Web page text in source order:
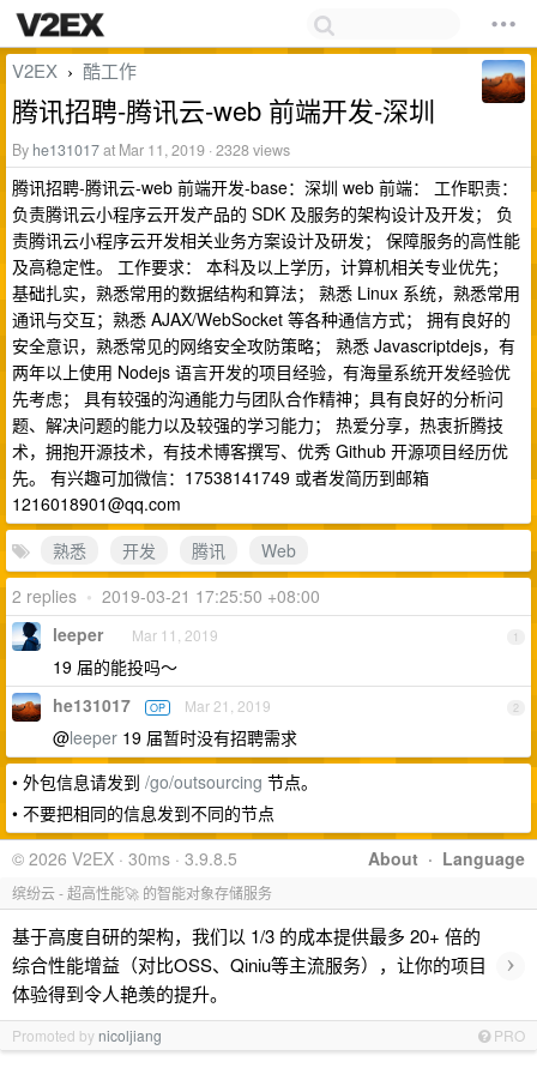
V2EX › 酷工作
腾讯招聘-腾讯云-web 前端开发-深圳
By he131017at Mar 11, 2019 · 2328 views
腾讯招聘-腾讯云-web 前端开发-base：深圳 web 前端： 工作职责：
负责腾讯云小程序云开发产品的 SDK 及服务的架构设计及开发； 负
责腾讯云小程序云开发相关业务方案设计及研发； 保障服务的高性能
及高稳定性。 工作要求： 本科及以上学历，计算机相关专业优先；
基础扎实，熟悉常用的数据结构和算法； 熟悉 Linux 系统，熟悉常用
通讯与交互；熟悉 AJAX/WebSocket 等各种通信方式； 拥有良好的
安全意识，熟悉常见的网络安全攻防策略； 熟悉 Javascriptdejs，有
两年以上使用 Nodejs 语言开发的项目经验，有海量系统开发经验优
先考虑； 具有较强的沟通能力与团队合作精神；具有良好的分析问
题、解决问题的能力以及较强的学习能力； 热爱分享，热衷折腾技
术，拥抱开源技术，有技术博客撰写、优秀 Github 开源项目经历优
先。 有兴趣可加微信：17538141749 或者发简历到邮箱
1216018901@qq.com
熟悉
开发 腾讯
Web
2 replies • 2019-03-21 17:25:50 +08:00
1
leeper Mar 11, 2019
19 届的能投吗～
2
he131017 OP Mar 21, 2019
@leeper 19 届暂时没有招聘需求
• 外包信息请发到 /go/outsourcing 节点。
• 不要把相同的信息发到不同的节点
About · Language
© 2026 V2EX · 30ms · 3.9.8.5
缤纷云 - 超高性能🚀 的智能对象存储服务
基于高度自研的架构，我们以 1/3 的成本提供最多 20+ 倍的
综合性能增益（对比OSS、Qiniu等主流服务），让你的项目
体验得到令人艳羡的提升。
›
Promoted by nicoljiang PRO